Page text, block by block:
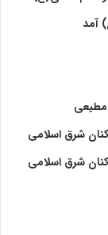
آمد
مطیعی
شرق اسلامی
شرق اسلامی